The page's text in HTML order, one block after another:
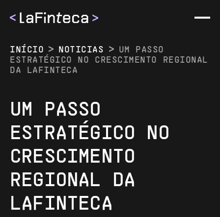
EMPRESA
SOBRE NÓS
NOTICIAS
EVENTOS
CONTACTOS
MÉTODOS
MÉTODOS
ARGENTINA
INÍCIO NOTICIAS
UM PASSO
ESTRATÉGICO NO CRESCIMENTO REGIONAL
DA LAFINTECA
UM PASSO
ESTRATÉGICO NO
CRESCIMENTO
REGIONAL DA
LAFINTECA